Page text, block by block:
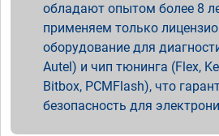
обладают опытом более 8
применяем только
оборудование для
Autel) и чип тюнинга (Flex,
Bitbox, PCMFlash), что
безопасность для